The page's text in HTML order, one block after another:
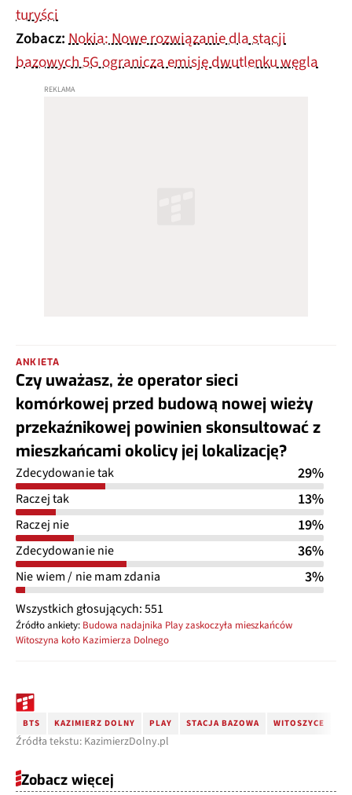
turyści
Zobacz:Nokia: Nowe rozwiązanie dla stacji
bazowych 5G ogranicza emisję dwutlenku węgla
ANKIETA
Czy uważasz, że operator sieci
komórkowej przed budową nowej wieży
przekaźnikowej powinien skonsultować z
mieszkańcami okolicy jej lokalizację?
Zdecydowanie tak 29%
Raczej tak 13%
Raczej nie 19%
Zdecydowanie nie 36%
Nie wiem / nie mam zdania 3%
Wszystkich głosujących: 551
Źródło ankiety: Budowa nadajnika Play zaskoczyła mieszkańców
Witoszyna koło Kazimierza Dolnego
BTS KAZIMIERZ DOLNY PLAY STACJA BAZOWA WITOSZYCE
Źródła tekstu: KazimierzDolny.pl
Zobacz więcej